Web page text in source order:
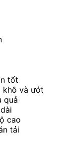
tốt
khô và ướt
quả
cao
tải